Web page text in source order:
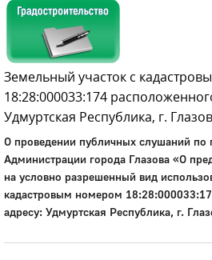
Земельный участок с
18:28:000033:174
Удмуртская Республика, г.
О проведении публичных слушаний по
Администрации города Глазова «О
на условно разрешенный вид
кадастровым номером
адресу: Удмуртская Республика, г.